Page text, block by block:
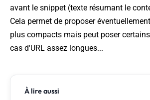
avant le snippet (texte résumant le
Cela permet de proposer
plus compacts mais peut poser
cas d'URL assez longues...
À lire aussi